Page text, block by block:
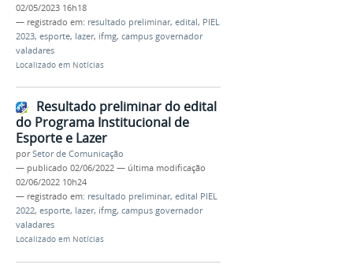
02/05/2023 16h18
— registrado em: resultado preliminar, edital, PIEL
2023, esporte, lazer, ifmg, campus governador
valadares
Localizado em Notícias
Resultado preliminar do edital
do Programa Institucional de
Esporte e Lazer
porSetor de Comunicação
— publicado 02/06/2022 — última modificação
02/06/2022 10h24
— registrado em: resultado preliminar, edital PIEL
2022, esporte, lazer, ifmg, campus governador
valadares
Localizado em Notícias